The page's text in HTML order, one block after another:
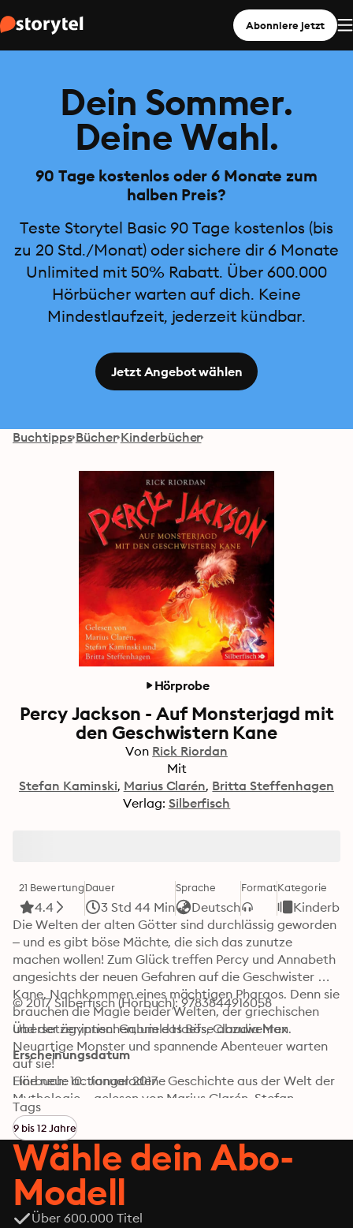
Abonniere jetzt
Dein Sommer.
Deine Wahl.
90 Tage kostenlos oder 6 Monate zum
halben Preis?
Teste Storytel Basic 90 Tage kostenlos (bis
zu 20 Std./Monat) oder sichere dir 6 Monate
Unlimited mit 50% Rabatt. Über 600.000
Hörbücher warten auf dich. Keine
Mindestlaufzeit, jederzeit kündbar.
Jetzt Angebot wählen
Buchtipps Bücher Kinderbücher
Hörprobe
Percy Jackson - Auf Monsterjagd mit
den Geschwistern Kane
Von Rick Riordan
Mit
Stefan Kaminski Marius Clarén Britta Steffenhagen
Verlag: Silberfisch
21 Bewertung
4.4
Dauer
3 Std 44 Min
Sprache
Deutsch
FormatKategorie
Die Welten der alten Götter sind durchlässig geworden
– und es gibt böse Mächte, die sich das zunutze
machen wollen! Zum Glück treffen Percy und Annabeth
angesichts der neuen Gefahren auf die Geschwister
Kane, Nachkommen eines mächtigen Pharaos. Denn sie
brauchen die Magie beider Welten, der griechischen
und der ägyptischen, um das Böse abzuwehren.
Neuartige Monster und spannende Abenteuer warten
auf sie!
Eine neue actiongeladene Geschichte aus der Welt der
Mythologie – gelesen von Marius Clarén, Stefan
Kaminski und Britta Steffenhagen.
© 2017 Silberfisch (Hörbuch): 9783844916058
Übersetzer:innen: Gabriele Haefs, Claudia Max
Erscheinungsdatum
Hörbuch: 10. Januar 2017
Tags
9 bis 12 Jahre
Wähle dein Abo-
Modell
Über 600.000 Titel